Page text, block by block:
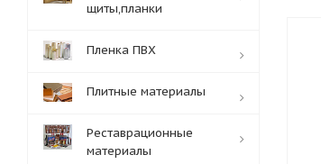
щиты,планки
Пленка ПВХ
Плитные материалы
Реставрационные
материалы